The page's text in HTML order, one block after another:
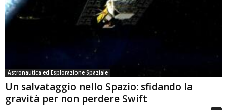
Astronautica ed Esplorazione Spaziale
Un salvataggio nello Spazio: sfidando la
gravità per non perdere Swift